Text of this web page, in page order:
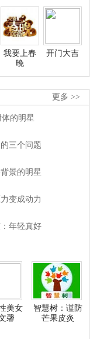
我要上春
晚
开门大吉
更多 >>
的明星
三个问题
景的明星
变成动力
年轻真好
美女
馨
智慧树：谨防
芒果皮炎